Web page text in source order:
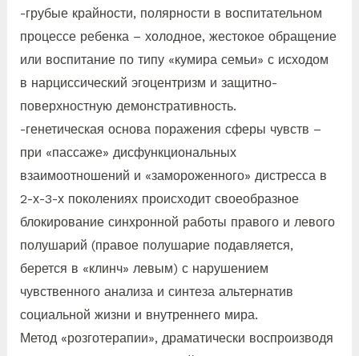
-грубые крайности, полярности в воспитательном
процессе ребенка – холодное, жестокое обращение
или воспитание по типу «кумира семьи» с исходом
в нарциссический эгоцентризм и защитно-
поверхностную демонстративность.
-генетическая основа поражения сферы чувств –
при «пассаже» дисфункциональных
взаимоотношений и «замороженного» дистресса в
2-х-3-х поколениях происходит своеобразное
блокирование синхронной работы правого и левого
полушарий (правое полушарие подавляется,
берется в «клинч» левым) с нарушением
чувственного анализа и синтеза альтернатив
социальной жизни и внутреннего мира.
Метод «розготерапии», драматически воспроизводя